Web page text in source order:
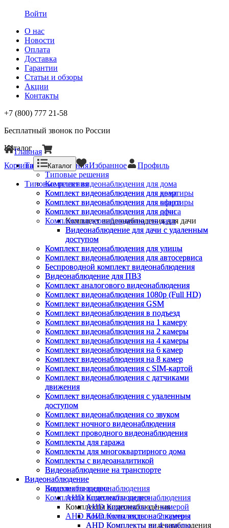
Войти
О нас
Новости
Оплата
Доставка
Гарантии
Статьи и обзоры
Акции
Контакты
+7 (800) 777 21-58
Бесплатный звонок по России
Каталог
Типовые решения
Типовые решения
Комплект видеонаблюдения для дома
Комплект видеонаблюдения для квартиры
Комплект видеонаблюдения для офиса
Комплект видеонаблюдения для дачи
Комплект видеонаблюдения для дачи
Видеонаблюдение для дачи с удаленным
доступом
Комплект видеонаблюдения для улицы
Комплект видеонаблюдения для автосервиса
Беспроводной комплект видеонаблюдения
Видеонаблюдение для ПВЗ
Комплект аналогового видеонаблюдения
Комплект видеонаблюдения 1080p (Full HD)
Комплект видеонаблюдения GSM
Комплект видеонаблюдения в подъезд
Комплект видеонаблюдения на 1 камеру
Комплект видеонаблюдения на 2 камеры
Комплект видеонаблюдения на 4 камеры
Комплект видеонаблюдения на 6 камер
Комплект видеонаблюдения на 8 камер
Комплект видеонаблюдения с SIM-картой
Комплект видеонаблюдения с датчиками
движения
Комплект видеонаблюдения с удаленным
доступом
Комплект видеонаблюдения со звуком
Комплект ночного видеонаблюдения
Комплект проводного видеонаблюдения
Комплекты для гаража
Комплекты для многоквартирного дома
Комплекты с видеоаналитикой
Видеонаблюдение на транспорте
Видеонаблюдение
Видеонаблюдение
Комплекты видеонаблюдения
Комплекты видеонаблюдения
AHD Комплекты видеонаблюдения
AHD Комплекты видеонаблюдения
Главная
Корзина
Каталог Избранное Профиль
Типовые решения
Комплект видеонаблюдения для дома
Комплект видеонаблюдения для квартиры
Комплект видеонаблюдения для офиса
Комплект видеонаблюдения для дачи
Видеонаблюдение для дачи с удаленным
доступом
Комплект видеонаблюдения для улицы
Комплект видеонаблюдения для автосервиса
Беспроводной комплект видеонаблюдения
Видеонаблюдение для ПВЗ
Комплект аналогового видеонаблюдения
Комплект видеонаблюдения 1080p (Full HD)
Комплект видеонаблюдения GSM
Комплект видеонаблюдения в подъезд
Комплект видеонаблюдения на 1 камеру
Комплект видеонаблюдения на 2 камеры
Комплект видеонаблюдения на 4 камеры
Комплект видеонаблюдения на 6 камер
Комплект видеонаблюдения на 8 камер
Комплект видеонаблюдения с SIM-картой
Комплект видеонаблюдения с датчиками
движения
Комплект видеонаблюдения с удаленным
доступом
Комплект видеонаблюдения со звуком
Комплект ночного видеонаблюдения
Комплект проводного видеонаблюдения
Комплекты для гаража
Комплекты для многоквартирного дома
Комплекты с видеоаналитикой
Видеонаблюдение на транспорте
Видеонаблюдение
Комплекты видеонаблюдения
AHD Комплекты видеонаблюдения
AHD Комплекты с 1 камерой
AHD Комплекты на 2 камеры
AHD Комплекты на 4 камеры